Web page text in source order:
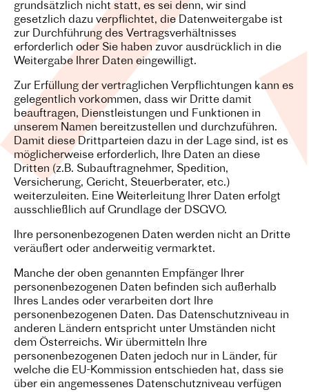
grundsätzlich nicht statt, es sei denn, wir sind
gesetzlich dazu verpflichtet, die Datenweitergabe ist
zur Durchführung des Vertragsverhältnisses
erforderlich oder Sie haben zuvor ausdrücklich in die
Weitergabe Ihrer Daten eingewilligt.
Zur Erfüllung der vertraglichen Verpflichtungen kann es
gelegentlich vorkommen, dass wir Dritte damit
beauftragen, Dienstleistungen und Funktionen in
unserem Namen bereitzustellen und durchzuführen.
Damit diese Drittparteien dazu in der Lage sind, ist es
möglicherweise erforderlich, Ihre Daten an diese
Dritten (z.B. Subauftragnehmer, Spedition,
Versicherung, Gericht, Steuerberater, etc.)
weiterzuleiten. Eine Weiterleitung Ihrer Daten erfolgt
ausschließlich auf Grundlage der DSGVO.
Ihre personenbezogenen Daten werden nicht an Dritte
veräußert oder anderweitig vermarktet.
Manche der oben genannten Empfänger Ihrer
personenbezogenen Daten befinden sich außerhalb
Ihres Landes oder verarbeiten dort Ihre
personenbezogenen Daten. Das Datenschutzniveau in
anderen Ländern entspricht unter Umständen nicht
dem Österreichs. Wir übermitteln Ihre
personenbezogenen Daten jedoch nur in Länder, für
welche die EU-Kommission entschieden hat, dass sie
über ein angemessenes Datenschutzniveau verfügen